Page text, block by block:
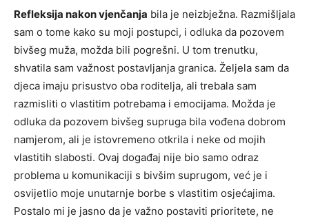
Refleksija nakon vjenčanja bila je neizbježna. Razmišljala
sam o tome kako su moji postupci, i odluka da pozovem
bivšeg muža, možda bili pogrešni. U tom trenutku,
shvatila sam važnost postavljanja granica. Željela sam da
djeca imaju prisustvo oba roditelja, ali trebala sam
razmisliti o vlastitim potrebama i emocijama. Možda je
odluka da pozovem bivšeg supruga bila vođena dobrom
namjerom, ali je istovremeno otkrila i neke od mojih
vlastitih slabosti. Ovaj događaj nije bio samo odraz
problema u komunikaciji s bivšim suprugom, već je i
osvijetlio moje unutarnje borbe s vlastitim osjećajima.
Postalo mi je jasno da je važno postaviti prioritete, ne